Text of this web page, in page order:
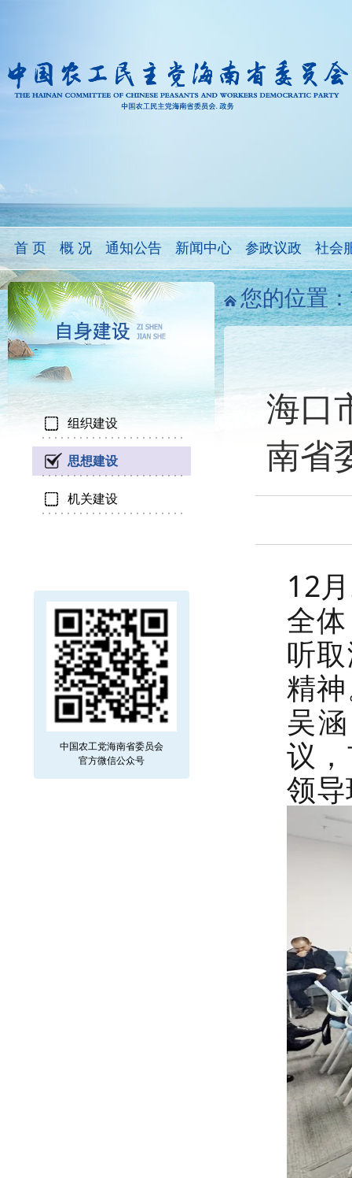
首 页 概 况 通知公告 新闻中心 参政议政 社会
组织建设
思想建设
机关建设
中国农工党海南省委员会
官方微信公众号
您的位置：
海口
南省
12
全
听
精
吴
议
领